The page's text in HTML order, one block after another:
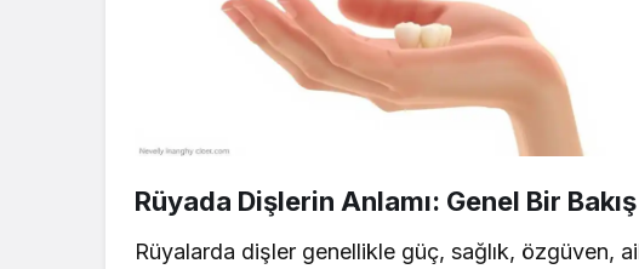
Rüyada Dişlerin Anlamı: Genel Bir Bakış
Rüyalarda dişler genellikle güç, sağlık, özgüven,